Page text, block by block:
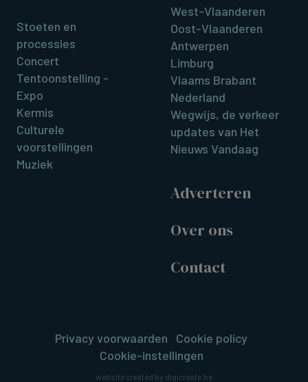
Stoeten en
processies
Concert
Tentoonstelling -
Expo
Kermis
Culturele
voorstellingen
Muziek
West-Vlaanderen
Oost-Vlaanderen
Antwerpen
Limburg
Vlaams Brabant
Nederland
Wegwijs, de verkeer
updates van Het
Nieuws Vandaag
Adverteren
Over ons
Contact
Privacy voorwaarden
Cookie policy
Cookie-instellingen
website created by digicreate.be